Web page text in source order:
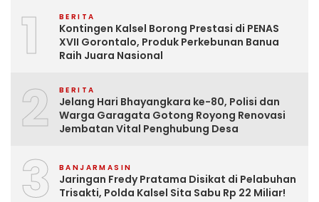
1 BERITA
Kontingen Kalsel Borong Prestasi di PENAS
XVII Gorontalo, Produk Perkebunan Banua
Raih Juara Nasional
2 BERITA
Jelang Hari Bhayangkara ke-80, Polisi dan
Warga Garagata Gotong Royong Renovasi
Jembatan Vital Penghubung Desa
3 BANJARMASIN
Jaringan Fredy Pratama Disikat di Pelabuhan
Trisakti, Polda Kalsel Sita Sabu Rp 22 Miliar!